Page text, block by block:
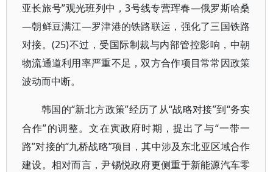
亚长旅号”观光班列中，3号线专营珲春—俄罗斯哈桑
—朝鲜豆满江—罗津港的铁路联运，强化了三国铁路
对接。(25)不过，受国际制裁与内部管控影响，中朝
物流通道利用率严重不足，双方合作项目常常因政策
波动而中断。
韩国的“新北方政策”经历了从“战略对接”到“务实
合作”的调整。文在寅政府时期，提出了与“一带一
路”对接的“九桥战略”项目，其中涉及东北亚区域合作
建设。相对而言，尹锡悦政府更侧重于新能源汽车零